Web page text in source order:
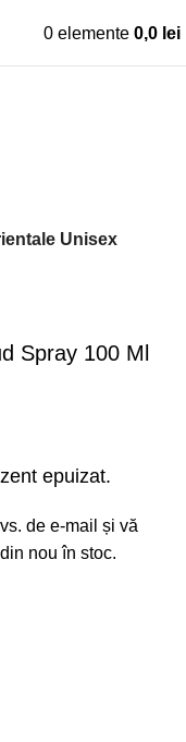
0 elemente 0,0 lei
Unisex
Spray 100 Ml
epuizat.
de e-mail și vă
nou în stoc.